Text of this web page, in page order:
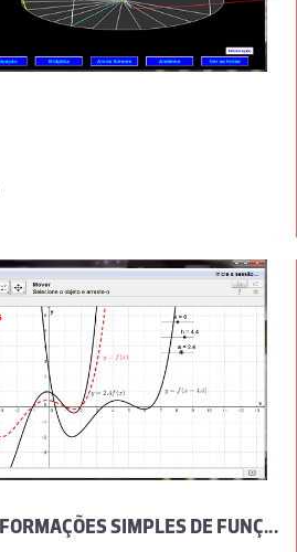
ESTUDO DE TRANSFORMAÇÕES SIMPLES DE FUNÇÕES